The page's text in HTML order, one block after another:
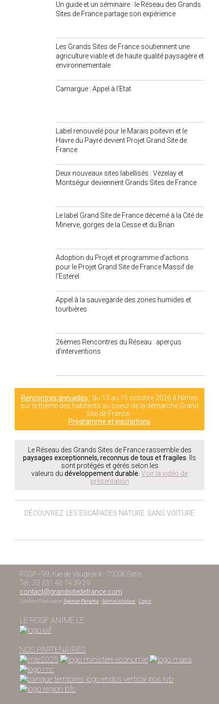
Un guide et un séminaire : le Réseau des Grands
Sites de France partage son expérience
Les Grands Sites de France soutiennent une
agriculture viable et de haute qualité paysagère et
environnementale
Camargue : Appel à l’Etat
Label renouvelé pour le Marais poitevin et le
Havre du Payré devient Projet Grand Site de
France
Deux nouveaux sites labellisés : Vézelay et
Montségur deviennent Grands Sites de France
Le label Grand Site de France décerné à la Cité de
Minerve, gorges de la Cesse et du Brian
Adoption du Projet et programme d’actions
pour le Projet Grand Site de France Massif de
l’Esterel
Appel à la sauvegarde des zones humides et
tourbières
26èmes Rencontres du Réseau : aperçus
d'interventions
Rencontres annuelles : du 13 au 15 octobre 2026 à Nîmes
sur le thème des habitants au coeur de la démarche Grand
Site de France.
Programme et inscriptions
Le Réseau des Grands Sites de France rassemble des
paysages exceptionnels, reconnus de tous et fragiles . Ils
sont protégés et gérés selon les
valeurs du développement durable Voir la vidéo de
présentation
DÉCOUVREZ LES ESCAPADES NATURE SANS VOITURE
RGSF - 99, rue de Vaugirard - 75006 Paris
Tél : 33 (0)1 48 74 39 29
contact@grandsitedefrance.com
Création/RéalisationAgence-Panama - Administration - Login
LE RGSF ANIME LE
NOS PARTENAIRES